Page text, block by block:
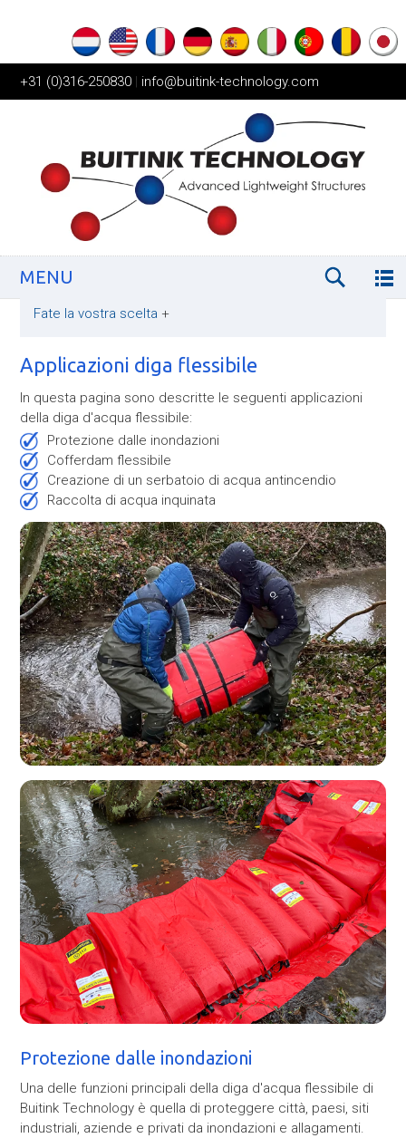
+31 (0)316-250830 | info@buitink-technology.com
MENU
Fate la vostra scelta +
Applicazioni diga flessibile
In questa pagina sono descritte le seguenti applicazioni
della diga d'acqua flessibile:
Protezione dalle inondazioni
Cofferdam flessibile
Creazione di un serbatoio di acqua antincendio
Raccolta di acqua inquinata
Protezione dalle inondazioni
Una delle funzioni principali della diga d'acqua flessibile di
Buitink Technology è quella di proteggere città, paesi, siti
industriali, aziende e privati da inondazioni e allagamenti.